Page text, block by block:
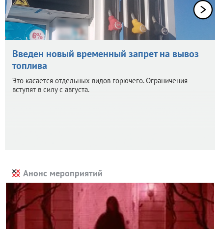
Введен новый временный запрет на вывоз
топлива
Это касается отдельных видов горючего. Ограничения
вступят в силу с августа.
Анонс мероприятий